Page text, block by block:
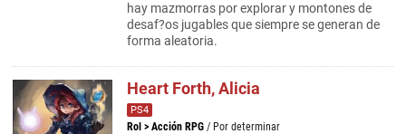
hay mazmorras por explorar y montones de
desaf?os jugables que siempre se generan de
forma aleatoria.
Heart Forth, Alicia
PS4
Rol > Acción RPG / Por determinar